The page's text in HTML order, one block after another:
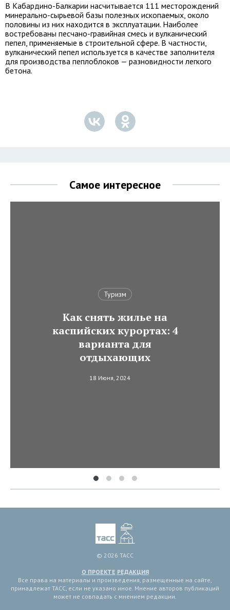
В Кабардино-Балкарии насчитывается 111 месторождений
минерально-сырьевой базы полезных ископаемых, около
половины из них находится в эксплуатации. Наиболее
востребованы песчано-гравийная смесь и вулканический
пепел, применяемые в строительной сфере. В частности,
вулканический пепел используется в качестве заполнителя
для производства пеплоблоков — разновидности легкого
бетона.
Самое интересное
Туризм
Как снять жилье на
каспийских курортах: 4
варианта для
отдыхающих
18 Июня, 2024
© 2026 ТАСС
О ПРОЕКТЕ РЕДАКЦИЯ
Все права на материалы и произведения, размещенные на сайте,
принадлежат ТАСС, если не указано иное. Мнение авторов публикаций
может не совпадать с мнением редакции.